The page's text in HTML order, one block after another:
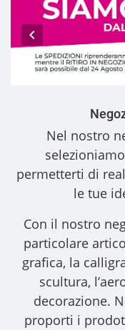
Nel nostro
permetterti di
le tue
Con il nostro
particolare
grafica, la
scultura,
decorazione.
proporti i